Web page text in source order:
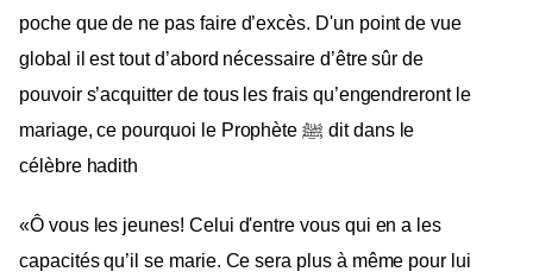
poche que de ne pas faire d’excès. D'un point de vue
global il est tout d’abord nécessaire d’être sûr de
pouvoir s’acquitter de tous les frais qu’engendreront le
mariage, ce pourquoi le Prophète ﷺ dit dans le
célèbre hadith
«Ô vous les jeunes! Celui d'entre vous qui en a les
capacités qu’il se marie. Ce sera plus à même pour lui